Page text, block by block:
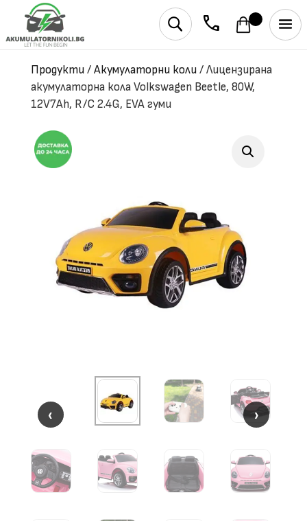
phone
U
Продукти/ Акумулаторни коли/ Лицензирана
акумулаторна кола Volkswagen Beetle, 80W,
12V7Ah, R/C 2.4G, EVA гуми
‹ ›
‹ ›